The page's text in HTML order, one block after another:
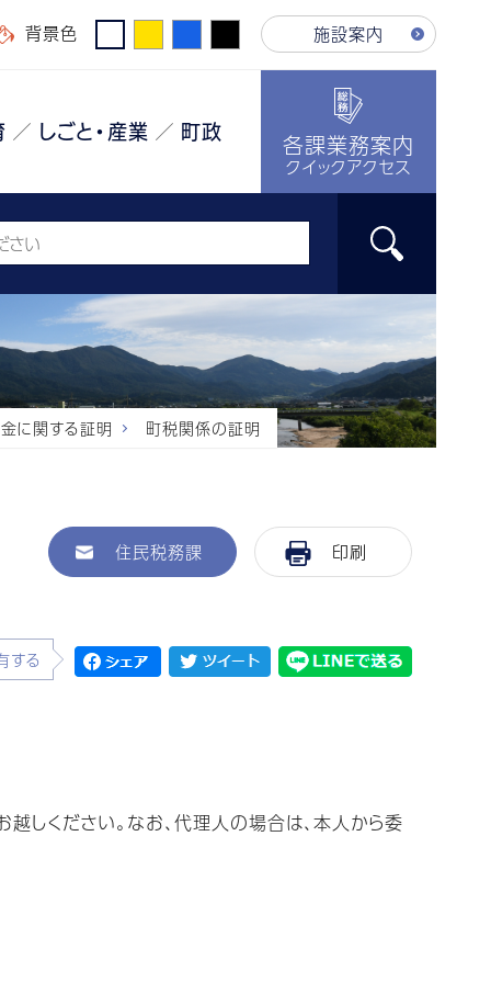
背景色 施設案内
しごと・産業 町政 各課業務案内
クイックアクセス
に関する証明 町税関係の証明
住民税務課 印刷
する
しください。なお、代理人の場合は、本人から委